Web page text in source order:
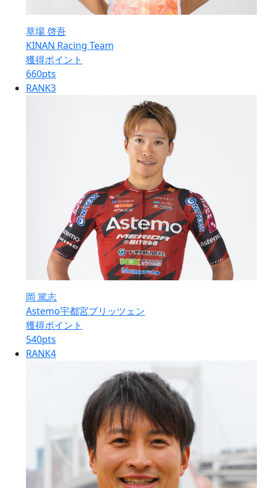
草場 啓吾
KINAN Racing Team
獲得ポイント
660pts
RANK3
岡 篤志
Astemo宇都宮ブリッツェン
獲得ポイント
540pts
RANK4